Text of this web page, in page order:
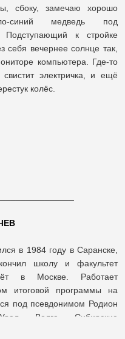
сбоку, замечаю хорошо
синий медведь под
Подступающий к стройке
себя вечернее солнце так,
компьютера. Где-то
электричка, и ещё
колёс.
в 1984 году в Саранске,
школу и факультет
в Москве. Работает
итоговой программы на
под псевдонимом Родион
«Волга», «Сибирские